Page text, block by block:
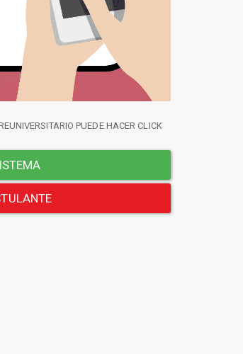
PUEDE HACER CLICK